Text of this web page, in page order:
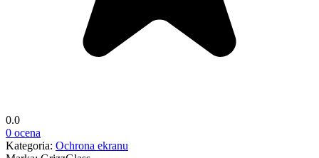
0.0
0 ocena
Kategoria: Ochrona ekranu